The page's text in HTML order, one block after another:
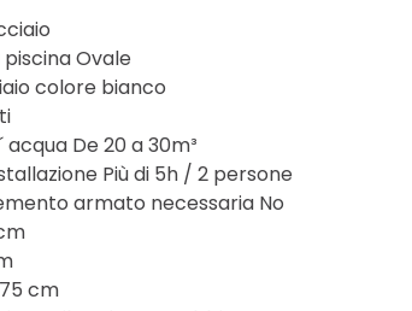
Ovale
colore bianco
acqua De 20 a 30m³
Più di 5h / 2 persone
armato necessaria No
cm